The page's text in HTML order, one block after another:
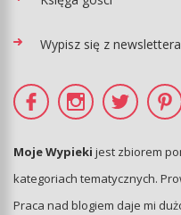
Wypisz się z newslettera
Moje Wypieki jest zbiorem
kategoriach tematycznych.
Praca nad blogiem daje mi